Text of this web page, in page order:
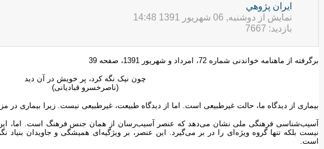
ايران پژوهي
نمایش از دوشنبه, 06 شهریور 1391 14:48
بازدید: 7667
برگرفته از ماهنامه خواندنی شماره 72، امرداد و شهریور 1391، صفحه 39
چون نیک نگه کرد، پر خویش در آن دید
(ناصرخسرو قبادیانی)
بیماری از دیدگاه ما، حالت غیرطبیعی است. اما از دیدگاه طبیعت، غیرطبیعی نیست. زیرا بیماری در
آسیب‌شناسی فرهنگی ملی نشان می‌دهد که عنصر آسیب‌رسان از همان جنس فرهنگ است. اما، این
نیست بلکه تنها گروه ویژه‌ای را در بر می‌گیرد. این عنصر، بر ویژگیه‌ای همیشگی و جاویدان بنیاد
است.